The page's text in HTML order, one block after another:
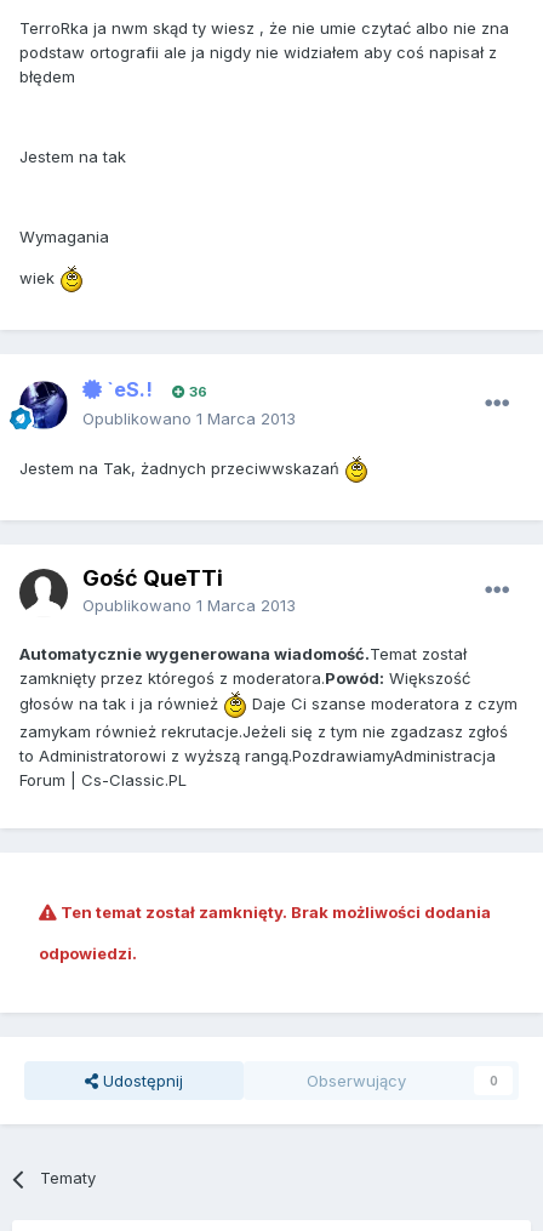
TerroRka ja nwm skąd ty wiesz , że nie umie czytać albo nie zna
podstaw ortografii ale ja nigdy nie widziałem aby coś napisał z
błędem
Jestem na tak
Wymagania
wiek
`eS.! 36
Opublikowano 1 Marca 2013
Jestem na Tak, żadnych przeciwwskazań
Gość QueTTi
Opublikowano 1 Marca 2013
Automatycznie wygenerowana wiadomość.Temat został
zamknięty przez któregoś z moderatora.Powód: Większość
głosów na tak i ja również
Daje Ci szanse moderatora z czym
zamykam również rekrutacje.Jeżeli się z tym nie zgadzasz zgłoś
to Administratorowi z wyższą rangą.PozdrawiamyAdministracja
Forum | Cs-Classic.PL
Ten temat został zamknięty. Brak możliwości dodania
odpowiedzi.
Udostępnij Obserwujący 0
Tematy